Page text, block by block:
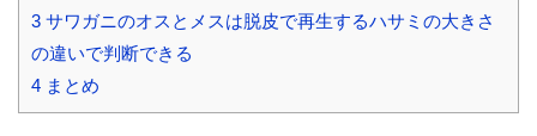
3 サワガニのオスとメスは脱皮で再生するハサミの大きさ
の違いで判断できる
4 まとめ